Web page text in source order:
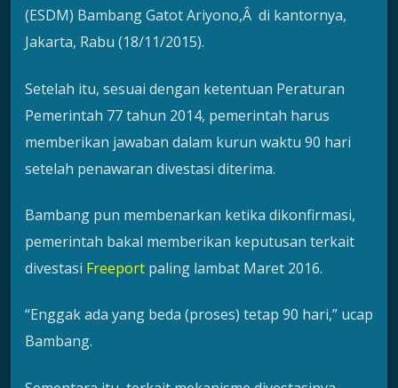
(ESDM) Bambang Gatot Ariyono,Â di kantornya,
Jakarta, Rabu (18/11/2015).
Setelah itu, sesuai dengan ketentuan Peraturan
Pemerintah 77 tahun 2014, pemerintah harus
memberikan jawaban dalam kurun waktu 90 hari
setelah penawaran divestasi diterima.
Bambang pun membenarkan ketika dikonfirmasi,
pemerintah bakal memberikan keputusan terkait
divestasi Freeport paling lambat Maret 2016.
“Enggak ada yang beda (proses) tetap 90 hari,” ucap
Bambang.